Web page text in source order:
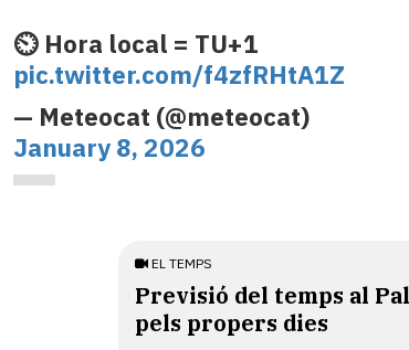
⏲️ Hora local = TU+1
pic.twitter.com/f4zfRHtA1Z
— Meteocat (@meteocat)
January 8, 2026
EL TEMPS
Previsió del temps al
pels propers dies